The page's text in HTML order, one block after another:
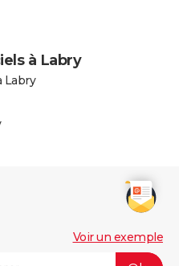
à Labry
Labry
Voir un exemple